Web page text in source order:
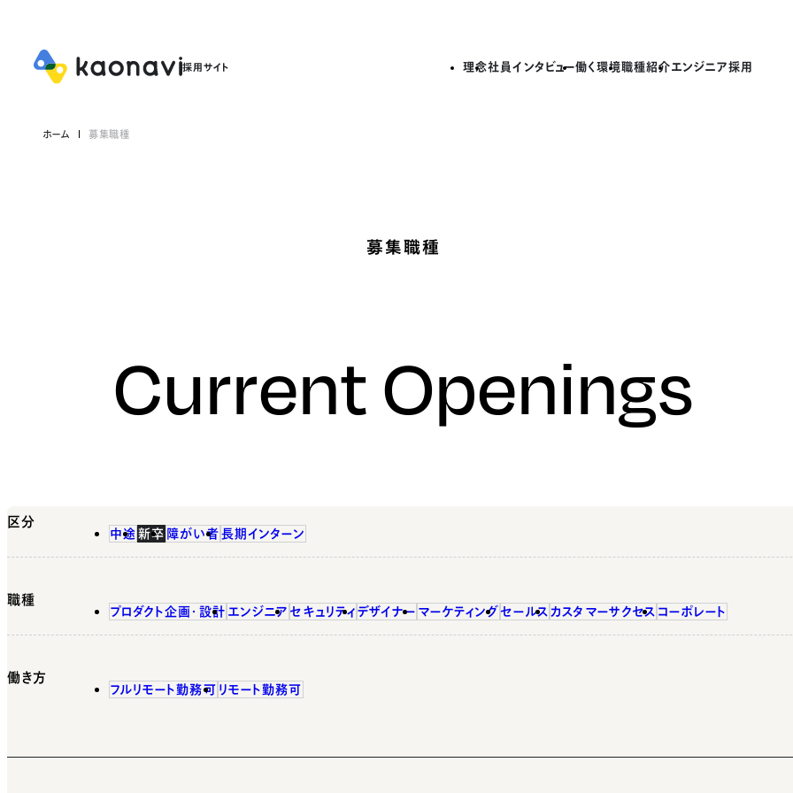
理念社員インタビュー働く環境職種紹介エンジニア採用
ホーム 募集職種
募集職種
Current Openings
区分
中途 新卒 障がい者 長期インターン
職種
プロダクト企画・設計 エンジニア セキュリティ デザイナー マーケティング セールス カスタマーサクセス コーポレート
働き方
フルリモート勤務可 リモート勤務可